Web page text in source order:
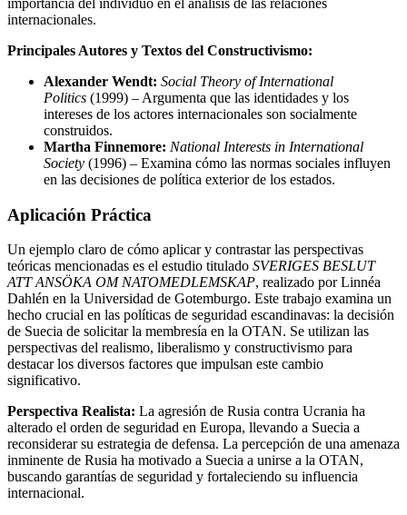
importancia del individuo en el análisis de las relaciones
internacionales.
Principales Autores y Textos del Constructivismo:
Alexander Wendt: Social Theory of International
Politics (1999) – Argumenta que las identidades y los
intereses de los actores internacionales son socialmente
construidos.
Martha Finnemore: National Interests in International
Society (1996) – Examina cómo las normas sociales influyen
en las decisiones de política exterior de los estados.
Aplicación Práctica
Un ejemplo claro de cómo aplicar y contrastar las perspectivas
teóricas mencionadas es el estudio titulado SVERIGES BESLUT
ATT ANSÖKA OM NATOMEDLEMSKAP, realizado por Linnéa
Dahlén en la Universidad de Gotemburgo. Este trabajo examina un
hecho crucial en las políticas de seguridad escandinavas: la decisión
de Suecia de solicitar la membresía en la OTAN. Se utilizan las
perspectivas del realismo, liberalismo y constructivismo para
destacar los diversos factores que impulsan este cambio
significativo.
Perspectiva Realista: La agresión de Rusia contra Ucrania ha
alterado el orden de seguridad en Europa, llevando a Suecia a
reconsiderar su estrategia de defensa. La percepción de una amenaza
inminente de Rusia ha motivado a Suecia a unirse a la OTAN,
buscando garantías de seguridad y fortaleciendo su influencia
internacional.